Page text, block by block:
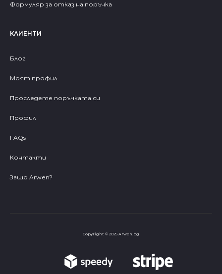
Формуляр за отказ на поръчка
КЛИЕНТИ
Блог
Моят профил
Проследете поръчката си
Профил
FAQs
Контакти
Защо Arwen?
Copyright © 2025 Arwen.bg